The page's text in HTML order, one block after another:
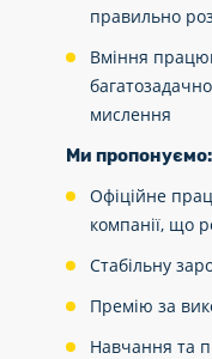
правильно
Вміння
мислення
Ми пропонуємо:
Офіційне
компанії, що
Стабільну
Премію за
Навчання та